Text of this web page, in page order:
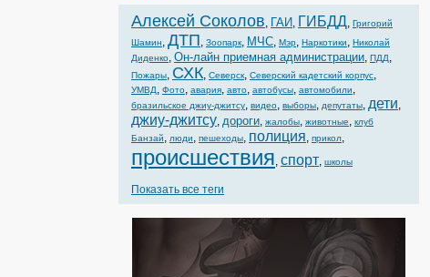
Алексей Соколов, ГАИ, ГИБДД, Григорий
Шамин, ДТП, Зоопарк, МЧС, Мэр, Наркотики, Николай
Диденко, Он-лайн приемная администрации, ПДД,
Пожары, СХК, Северск, Северский кадетский корпус,
УМВД, Фото, авария, авто, автобусы, автомобили,
бразильское джиу-джитсу, видео, выборы, депутаты, дети,
джиу-джитсу, дороги, жалобы, животные, клуб
Банзай, люди, пешеходы, полиция, прикол,
происшествия, спорт, школы
Показать все теги